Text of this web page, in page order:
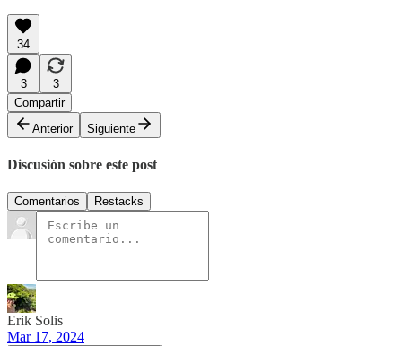
34
3
3
Compartir
Anterior
Siguiente
Discusión sobre este post
Comentarios Restacks
Erik Solis
Mar 17, 2024